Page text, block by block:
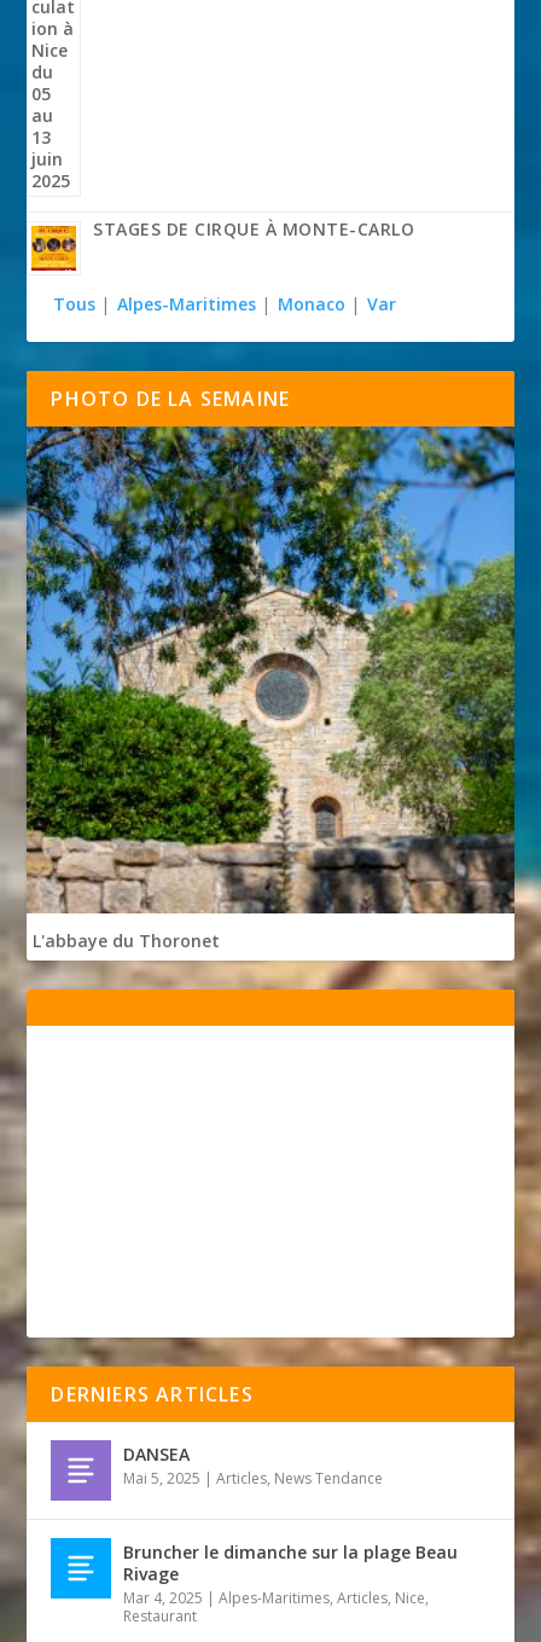
STAGES DE CIRQUE À MONTE-CARLO
Tous | Alpes-Maritimes | Monaco | Var
PHOTO DE LA SEMAINE
L'abbaye du Thoronet
DERNIERS ARTICLES
DANSEA
Mai 5, 2025 |Articles, News Tendance
Bruncher le dimanche sur la plage Beau
Rivage
Mar 4, 2025 |Alpes-Maritimes,Articles, Nice,
Restaurant